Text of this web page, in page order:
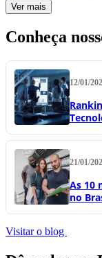
Ver mais
Conheça
12/01/
21/01/
As 10
no
Visitar o blog